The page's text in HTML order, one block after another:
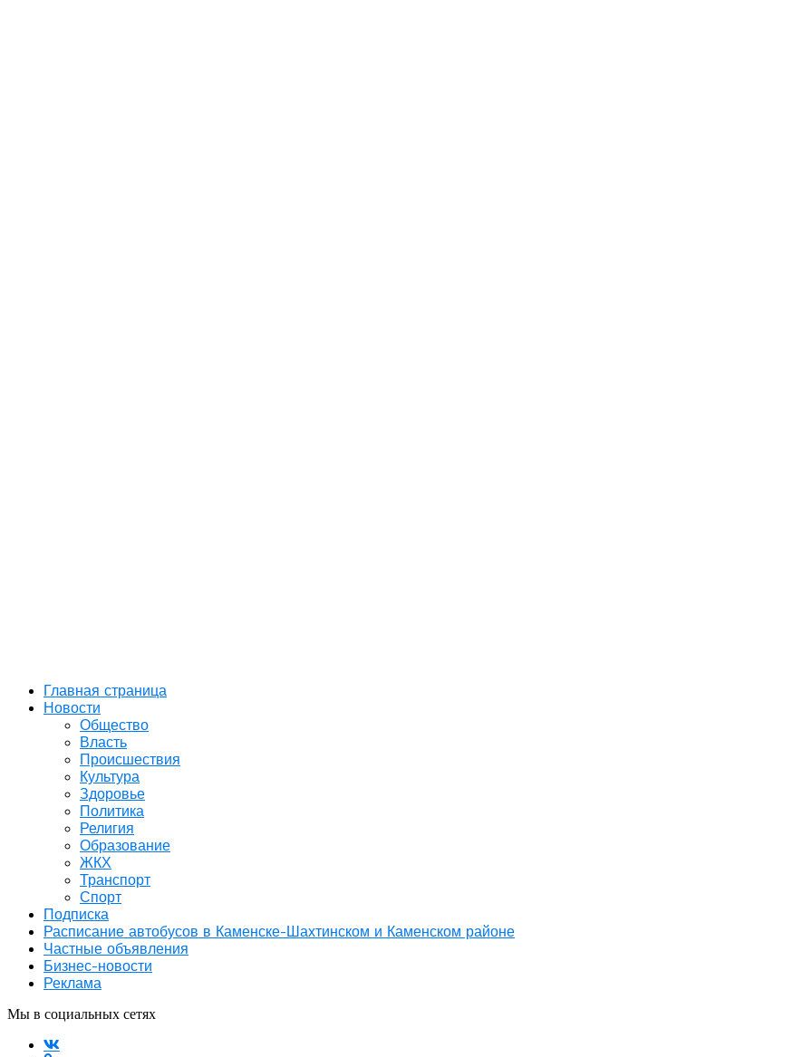
Главная страница
Новости
Общество
Власть
Происшествия
Культура
Здоровье
Политика
Религия
Образование
ЖКХ
Транспорт
Спорт
Подписка
Расписание автобусов в Каменске-Шахтинском и Каменском районе
Частные объявления
Бизнес-новости
Реклама
Мы в социальных сетях